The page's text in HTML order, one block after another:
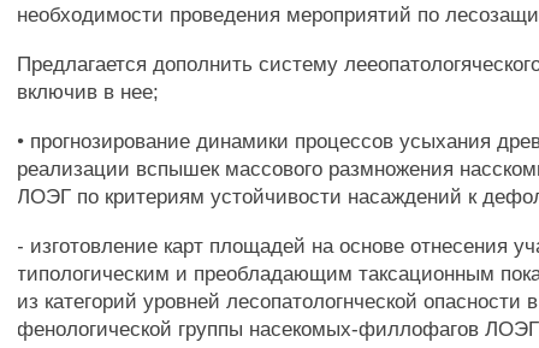
необходимости проведения мероприятий по
Предлагается дополнить систему
включив в нее;
• прогнозирование динамики процессов усыхания
реализации вспышек массового размножения
ЛОЭГ по критериям устойчивости насаждений к
- изготовление карт площадей на основе отнесения
типологическим и преобладающим таксационным
из категорий уровней лесопатологнческой опасности
фенологической группы насекомых-филлофагов